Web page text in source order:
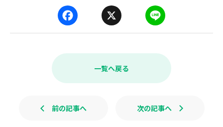
a
e
k
i
e
一覧へ戻る
前の記事へ 次の記事へ